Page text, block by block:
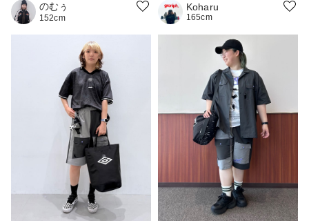
のむぅ
152cm
Koharu
165cm